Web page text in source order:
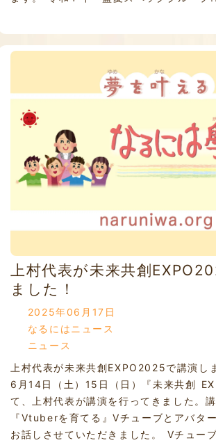
上村代表が未来共創
ました！
2025年06月17日
なるにはニュース
ニュース
上村代表が未来共創EXPO2025で講演
6月14日（土）15日（日）『未来共創
て、上村代表が講演を行ってきました。
『Vtuberを育てる』Vチューブとアバタ
お話しさせていただきました。 Vチュー